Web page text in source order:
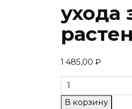
ухода
1 485,00 ₽
Количество
товара
Роза
В корзину